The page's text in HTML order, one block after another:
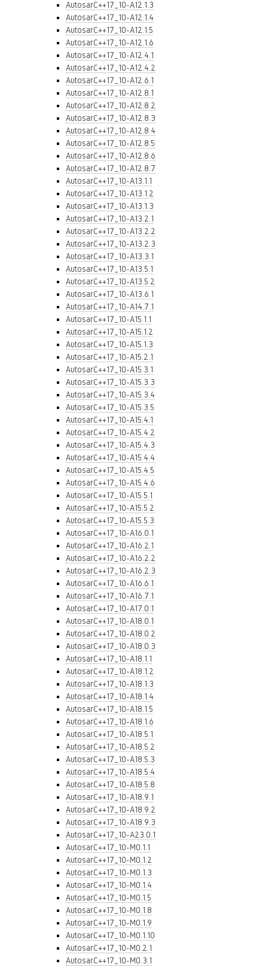
AutosarC++17_10-A12.1.3
AutosarC++17_10-A12.1.4
AutosarC++17_10-A12.1.5
AutosarC++17_10-A12.1.6
AutosarC++17_10-A12.4.1
AutosarC++17_10-A12.4.2
AutosarC++17_10-A12.6.1
AutosarC++17_10-A12.8.1
AutosarC++17_10-A12.8.2
AutosarC++17_10-A12.8.3
AutosarC++17_10-A12.8.4
AutosarC++17_10-A12.8.5
AutosarC++17_10-A12.8.6
AutosarC++17_10-A12.8.7
AutosarC++17_10-A13.1.1
AutosarC++17_10-A13.1.2
AutosarC++17_10-A13.1.3
AutosarC++17_10-A13.2.1
AutosarC++17_10-A13.2.2
AutosarC++17_10-A13.2.3
AutosarC++17_10-A13.3.1
AutosarC++17_10-A13.5.1
AutosarC++17_10-A13.5.2
AutosarC++17_10-A13.6.1
AutosarC++17_10-A14.7.1
AutosarC++17_10-A15.1.1
AutosarC++17_10-A15.1.2
AutosarC++17_10-A15.1.3
AutosarC++17_10-A15.2.1
AutosarC++17_10-A15.3.1
AutosarC++17_10-A15.3.3
AutosarC++17_10-A15.3.4
AutosarC++17_10-A15.3.5
AutosarC++17_10-A15.4.1
AutosarC++17_10-A15.4.2
AutosarC++17_10-A15.4.3
AutosarC++17_10-A15.4.4
AutosarC++17_10-A15.4.5
AutosarC++17_10-A15.4.6
AutosarC++17_10-A15.5.1
AutosarC++17_10-A15.5.2
AutosarC++17_10-A15.5.3
AutosarC++17_10-A16.0.1
AutosarC++17_10-A16.2.1
AutosarC++17_10-A16.2.2
AutosarC++17_10-A16.2.3
AutosarC++17_10-A16.6.1
AutosarC++17_10-A16.7.1
AutosarC++17_10-A17.0.1
AutosarC++17_10-A18.0.1
AutosarC++17_10-A18.0.2
AutosarC++17_10-A18.0.3
AutosarC++17_10-A18.1.1
AutosarC++17_10-A18.1.2
AutosarC++17_10-A18.1.3
AutosarC++17_10-A18.1.4
AutosarC++17_10-A18.1.5
AutosarC++17_10-A18.1.6
AutosarC++17_10-A18.5.1
AutosarC++17_10-A18.5.2
AutosarC++17_10-A18.5.3
AutosarC++17_10-A18.5.4
AutosarC++17_10-A18.5.8
AutosarC++17_10-A18.9.1
AutosarC++17_10-A18.9.2
AutosarC++17_10-A18.9.3
AutosarC++17_10-A23.0.1
AutosarC++17_10-M0.1.1
AutosarC++17_10-M0.1.2
AutosarC++17_10-M0.1.3
AutosarC++17_10-M0.1.4
AutosarC++17_10-M0.1.5
AutosarC++17_10-M0.1.8
AutosarC++17_10-M0.1.9
AutosarC++17_10-M0.1.10
AutosarC++17_10-M0.2.1
AutosarC++17_10-M0.3.1